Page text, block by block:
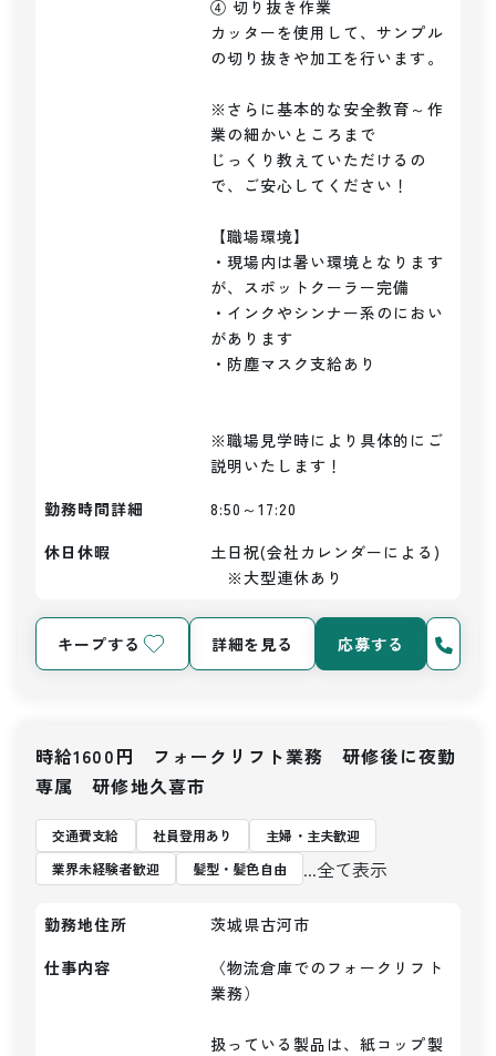
④ 切り抜き作業
カッターを使用して、サンプル
の切り抜きや加工を行います。
※さらに基本的な安全教育～作
業の細かいところまで
じっくり教えていただけるの
で、ご安心してください！
【職場環境】
・現場内は暑い環境となります
が、スポットクーラー完備
・インクやシンナー系のにおい
があります
・防塵マスク支給あり
※職場見学時により具体的にご
説明いたします！
勤務時間詳細
8:50～17:20
休日休暇
土日祝(会社カレンダーによる)
※大型連休あり
キープする 詳細を見る 応募する
時給1600円 フォークリフト業務 研修後に夜勤
専属 研修地久喜市
交通費支給 社員登用あり
主婦・主夫歓迎
業界未経験者歓迎
髪型・髪色自由 ...全て表示
勤務地住所
茨城県古河市
仕事内容
〈物流倉庫でのフォークリフト
業務）
扱っている製品は、紙コップ製